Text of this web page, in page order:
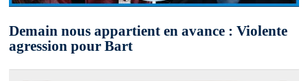
Demain nous appartient en avance : Violente
agression pour Bart